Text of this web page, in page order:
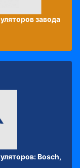
завода
Bosch,